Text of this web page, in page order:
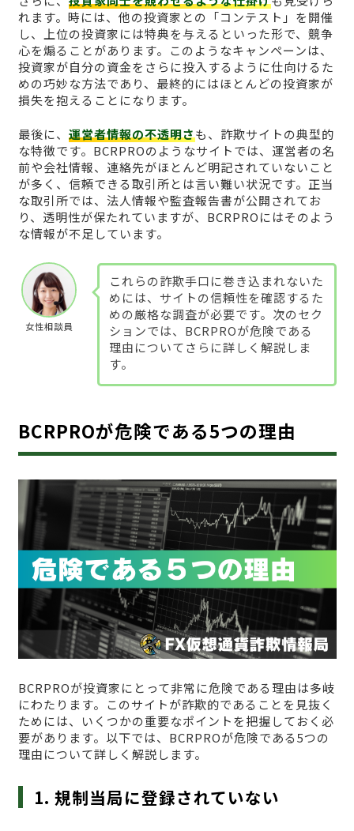
れます。時には、他の投資家との「コンテスト」を開催
し、上位の投資家には特典を与えるといった形で、競争
心を煽ることがあります。このようなキャンペーンは、
投資家が自分の資金をさらに投入するように仕向けるた
めの巧妙な方法であり、最終的にはほとんどの投資家が
損失を抱えることになります。
最後に、 運営者情報の不透明さも、詐欺サイトの典型的
な特徴です。BCRPROのようなサイトでは、運営者の名
前や会社情報、連絡先がほとんど明記されていないこと
が多く、信頼できる取引所とは言い難い状況です。正当
な取引所では、法人情報や監査報告書が公開されてお
り、透明性が保たれていますが、BCRPROにはそのよう
な情報が不足しています。
女性相談員
これらの詐欺手口に巻き込まれないた
めには、サイトの信頼性を確認するた
めの厳格な調査が必要です。次のセク
ションでは、BCRPROが危険である
理由についてさらに詳しく解説しま
す。
BCRPROが危険である5つの理由
BCRPROが投資家にとって非常に危険である理由は多岐
にわたります。このサイトが詐欺的であることを見抜く
ためには、いくつかの重要なポイントを把握しておく必
要があります。以下では、BCRPROが危険である5つの
理由について詳しく解説します。
1. 規制当局に登録されていない